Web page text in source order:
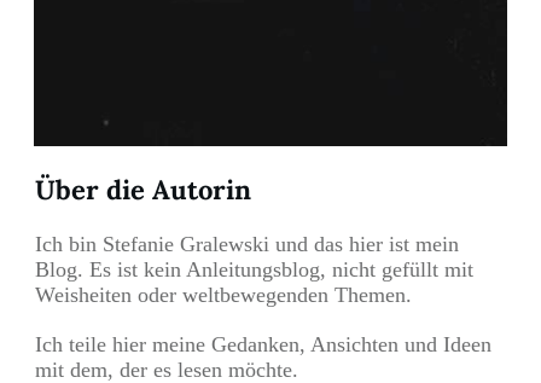
Über die Autorin
Ich bin Stefanie Gralewski und das hier ist mein
Blog. Es ist kein Anleitungsblog, nicht gefüllt mit
Weisheiten oder weltbewegenden Themen.
Ich teile hier meine Gedanken, Ansichten und Ideen
mit dem, der es lesen möchte.